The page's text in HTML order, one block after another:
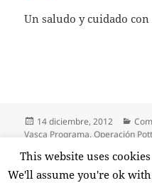
Un saludo y cuidado
Publicado
el
14 diciembre, 2012
Vasca Programa,Operación
Deja un comentarioen
This website uses
We'll assume you're ok